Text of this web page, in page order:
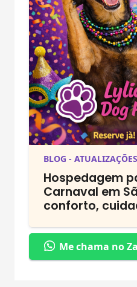
BLOG - ATUALIZAÇÕES
Hospedagem
Carnaval em
conforto,
Me chama no